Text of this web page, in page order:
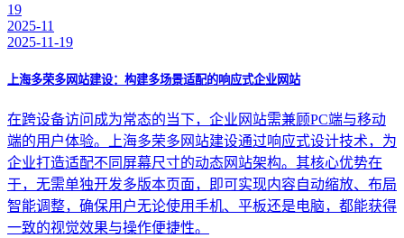
19
2025-11
2025-11-19
上海多荣多网站建设：构建多场景适配的响应式企业网站
在跨设备访问成为常态的当下，企业网站需兼顾PC端与移动
端的用户体验。上海多荣多网站建设通过响应式设计技术，为
企业打造适配不同屏幕尺寸的动态网站架构。其核心优势在
于，无需单独开发多版本页面，即可实现内容自动缩放、布局
智能调整，确保用户无论使用手机、平板还是电脑，都能获得
一致的视觉效果与操作便捷性。